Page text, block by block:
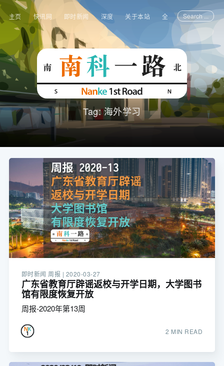
主页 快讯网 即时新闻 深度 关于本站 全部文章Search ...
Tag: 海外学习
即时新闻 周报 | 2020-03-27
广东省教育厅辟谣返校与开学日期，大学图书
馆有限度恢复开放
周报-2020年第13周
2 MIN READ